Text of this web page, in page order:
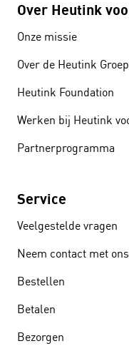
Over Heutink
Onze missie
Over de Heutink Groep
Heutink Foundation
Werken bij Heutink
Partnerprogramma
Service
Veelgestelde vragen
Neem contact met
Bestellen
Betalen
Bezorgen